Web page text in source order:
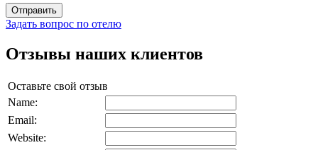
Задать вопрос по отелю
Отзывы наших клиентов
Оставьте свой отзыв
Name:
Email:
Website: